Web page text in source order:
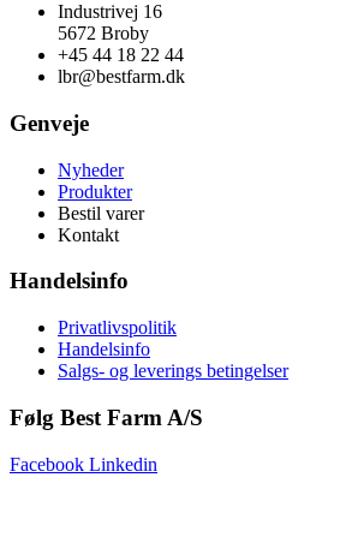
Industrivej 16
5672 Broby
+45 44 18 22 44
lbr@bestfarm.dk
Genveje
Nyheder
Produkter
Bestil varer
Kontakt
Handelsinfo
Privatlivspolitik
Handelsinfo
Salgs- og leverings betingelser
Følg Best Farm A/S
Facebook Linkedin